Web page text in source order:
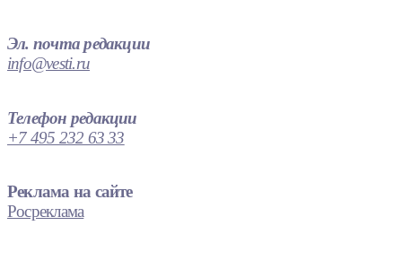
Эл. почта редакции
info@vesti.ru
Телефон редакции
+7 495 232 63 33
Реклама на сайте
Росреклама